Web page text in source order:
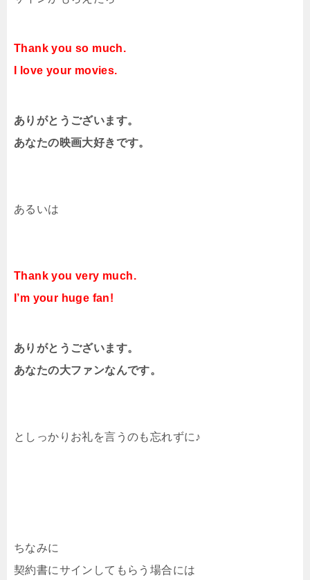
Thank you so much.
I love your movies.
ありがとうございます。
あなたの映画大好きです。
あるいは
Thank you very much.
I’m your huge fan!
ありがとうございます。
あなたの大ファンなんです。
としっかりお礼を言うのも忘れずに♪
ちなみに
契約書にサインしてもらう場合には